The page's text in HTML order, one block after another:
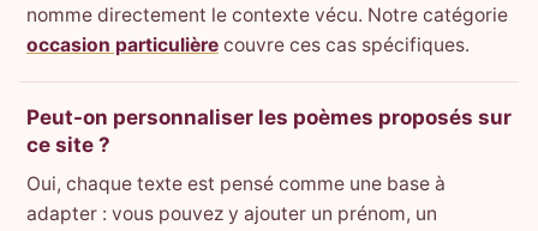
nomme directement le contexte vécu. Notre catégorie
occasion particulière couvre ces cas spécifiques.
Peut-on personnaliser les poèmes proposés sur
ce site ?
Oui, chaque texte est pensé comme une base à
adapter : vous pouvez y ajouter un prénom, un